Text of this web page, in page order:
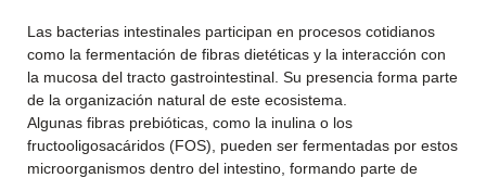
Las bacterias intestinales participan en procesos cotidianos
como la fermentación de fibras dietéticas y la interacción con
la mucosa del tracto gastrointestinal. Su presencia forma parte
de la organización natural de este ecosistema.
Algunas fibras prebióticas, como la inulina o los
fructooligosacáridos (FOS), pueden ser fermentadas por estos
microorganismos dentro del intestino, formando parte de